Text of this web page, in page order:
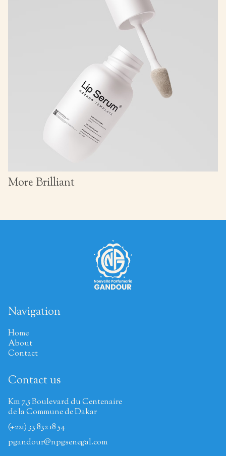
More Brilliant
Navigation
Home
About
Contact
Contact us
Km 7,5 Boulevard du Centenaire
de la Commune de Dakar
(+221) 33 832 18 54
pgandour@npgsenegal.com